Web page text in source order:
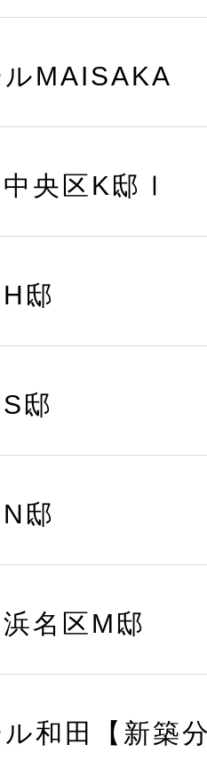
ルMAISAKA
央区K邸Ⅰ
邸
邸
邸
名区M邸
ル和田【新築